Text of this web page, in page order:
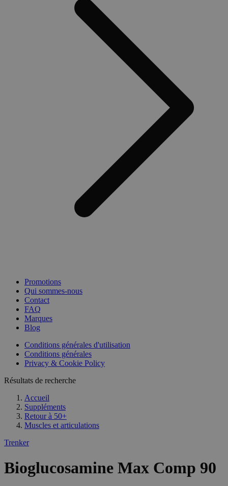
Promotions
Qui sommes-nous
Contact
FAQ
Marques
Blog
Conditions générales d'utilisation
Conditions générales
Privacy & Cookie Policy
Résultats de recherche
Accueil
Suppléments
Retour à 50+
Muscles et articulations
Trenker
Bioglucosamine Max Comp 90